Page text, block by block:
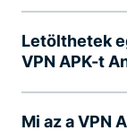
Letölthetek
VPN APK-t
Mi az a VPN